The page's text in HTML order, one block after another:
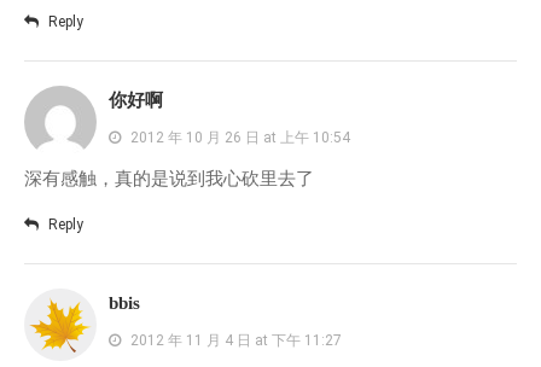
Reply
你好啊
2012 年 10 月 26 日 at 上午 10:54
深有感触，真的是说到我心砍里去了
Reply
bbis
2012 年 11 月 4 日 at 下午 11:27